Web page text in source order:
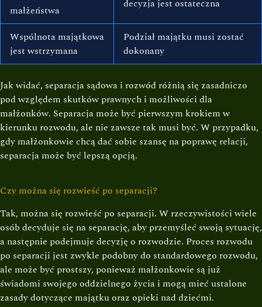
małżeństwa
decyzja jest ostateczna
Wspólnota majątkowa
jest wstrzymana
Podział majątku musi zostać
dokonany
Jak widać, separacja sądowa i rozwód różnią się zasadniczo
pod względem skutków prawnych i możliwości dla
małżonków. Separacja może być pierwszym krokiem w
kierunku rozwodu, ale nie zawsze tak musi być. W przypadku,
gdy małżonkowie chcą dać sobie szansę na poprawę relacji,
separacja może być lepszą opcją.
Czy można się rozwieść po separacji?
Tak, można się rozwieść po separacji. W rzeczywistości wiele
osób decyduje się na separację, aby przemyśleć swoją sytuację,
a następnie podejmuje decyzję o rozwodzie. Proces rozwodu
po separacji jest zwykle podobny do standardowego rozwodu,
ale może być prostszy, ponieważ małżonkowie są już
świadomi swojego oddzielnego życia i mogą mieć ustalone
zasady dotyczące majątku oraz opieki nad dziećmi.